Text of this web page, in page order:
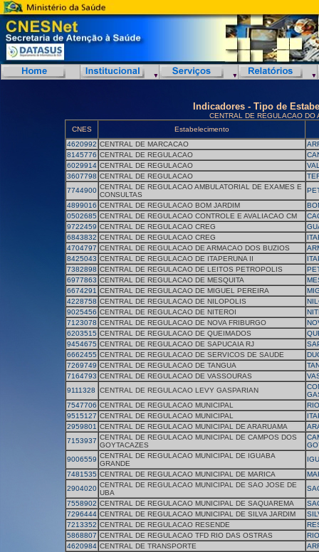
Indicadores - Tipo de
CENTRAL DE REGULACAO DO
CNES
Estabelecimento
4620992 CENTRAL DE MARCACAO
8145776 CENTRAL DE REGULACAO
6029914 CENTRAL DE REGULACAO
3607798 CENTRAL DE REGULACAO
7744900 CENTRAL DE REGULACAO AMBULATORIAL DE EXAMES E
CONSULTAS
4899016 CENTRAL DE REGULACAO BOM JARDIM
0502685 CENTRAL DE REGULACAO CONTROLE E AVALIACAO CM
9722459 CENTRAL DE REGULACAO CREG
6843832 CENTRAL DE REGULACAO CREG
4704797 CENTRAL DE REGULACAO DE ARMACAO DOS BUZIOS
8425043 CENTRAL DE REGULACAO DE ITAPERUNA II
7382898 CENTRAL DE REGULACAO DE LEITOS PETROPOLIS
6977863 CENTRAL DE REGULACAO DE MESQUITA
6674291 CENTRAL DE REGULACAO DE MIGUEL PEREIRA
4228758 CENTRAL DE REGULACAO DE NILOPOLIS
9025456 CENTRAL DE REGULACAO DE NITEROI
7123078 CENTRAL DE REGULACAO DE NOVA FRIBURGO
6203515 CENTRAL DE REGULACAO DE QUEIMADOS
9454675 CENTRAL DE REGULACAO DE SAPUCAIA RJ
6662455 CENTRAL DE REGULACAO DE SERVICOS DE SAUDE
7269749 CENTRAL DE REGULACAO DE TANGUA
7164793 CENTRAL DE REGULACAO DE VASSOURAS
9111328
CENTRAL DE REGULACAO LEVY GASPARIAN
7547706 CENTRAL DE REGULACAO MUNICIPAL
9515127 CENTRAL DE REGULACAO MUNICIPAL
2959801 CENTRAL DE REGULACAO MUNICIPAL DE ARARUAMA
7153937 CENTRAL DE REGULACAO MUNICIPAL DE CAMPOS DOS
GOYTACAZES
9006559 CENTRAL DE REGULACAO MUNICIPAL DE IGUABA
GRANDE
7481535 CENTRAL DE REGULACAO MUNICIPAL DE MARICA
2904020 CENTRAL DE REGULACAO MUNICIPAL DE SAO JOSE DE
UBA
7558902 CENTRAL DE REGULACAO MUNICIPAL DE SAQUAREMA
7296444 CENTRAL DE REGULACAO MUNICIPAL DE SILVA JARDIM
7213352 CENTRAL DE REGULACAO RESENDE
5868807 CENTRAL DE REGULACAO TFD RIO DAS OSTRAS
4620984 CENTRAL DE TRANSPORTE